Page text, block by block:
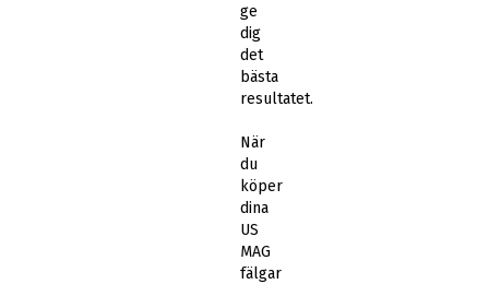
ge
dig
det
bästa
resultatet.
När
du
köper
dina
US
MAG
fälgar